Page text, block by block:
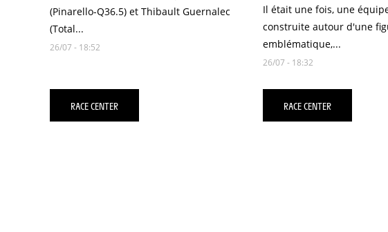
(Pinarello-Q36.5) et Thibault Guernalec
(Total...
26/07 - 18:52
RACE CENTER
Il était une fois, une
construite autour d'une
emblématique,...
26/07 - 18:32
RACE CENTER